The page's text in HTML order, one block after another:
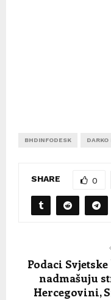
BHDINFODESK DARKO
SHARE 0
Podaci
nadmašuju
Hercegovini,